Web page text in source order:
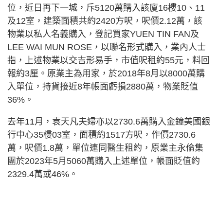
位，近日再下一城，斥5120萬購入該廈16樓10、11
及12室，建築面積共約2420方呎，呎價2.12萬，該
物業以私人名義購入，登記買家YUEN TIN FAN及
LEE WAI MUN ROSE，以聯名形式購入，業內人士
指，上述物業以交吉形易手，市值呎租約55元，料回
報約3厘。原業主為用家，於2018年8月以8000萬購
入單位，持貨接近8年帳面虧損2880萬，物業貶值
36%。
去年11月，袁天凡夫婦亦以2730.6萬購入金鐘美國銀
行中心35樓03室，面積約1517方呎，作價2730.6
萬，呎價1.8萬，單位連同醫生租約，原業主永倫集
團於2023年5月5060萬購入上述單位，帳面貶值約
2329.4萬或46%。